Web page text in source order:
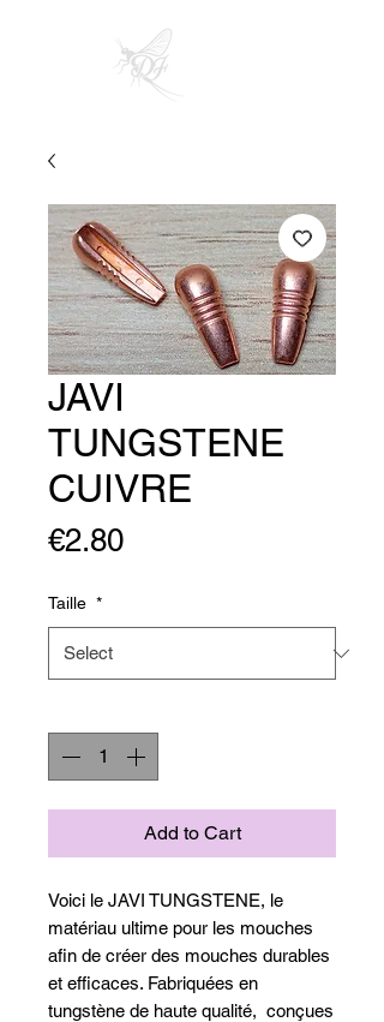
JAVI
TUNGSTENE
CUIVRE
€2.80Price
Taille *
Add to Cart
Voici le JAVI TUNGSTENE, le
matériau ultime pour les mouches
afin de créer des mouches durables
et efficaces. Fabriquées en
tungstène de haute qualité, conçues